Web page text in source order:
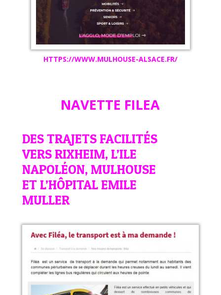
HTTPS://WWW.MULHOUSE-ALSACE.FR/
NAVETTE FILEA
DES TRAJETS FACILITÉS
VERS RIXHEIM, L’ILE
NAPOLÉON, MULHOUSE
ET L’HÔPITAL EMILE
MULLER